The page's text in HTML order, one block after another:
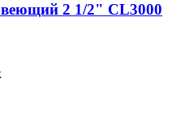
2 1/2" CL3000